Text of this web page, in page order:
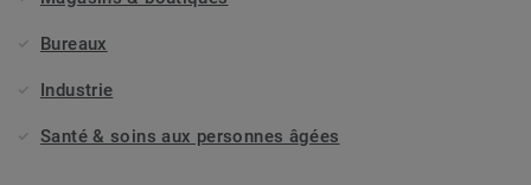
Bureaux
Industrie
Santé & soins aux personnes âgées